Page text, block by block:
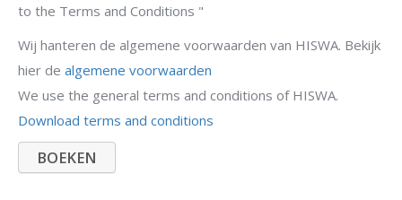
to the Terms and Conditions "
Wij hanteren de algemene voorwaarden van HISWA. Bekijk
hier de algemene voorwaarden
We use the general terms and conditions of HISWA.
Download terms and conditions